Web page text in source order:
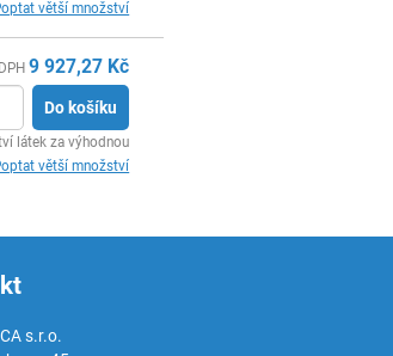
větší množství
9 927,27 Kč
Do košíku
látek za výhodnou
větší množství
s.r.o.